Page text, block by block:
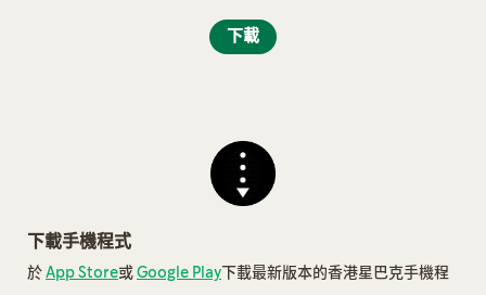
下載
下載手機程式
於 App Store或 Google Play 下載最新版本的香港星巴克手機程